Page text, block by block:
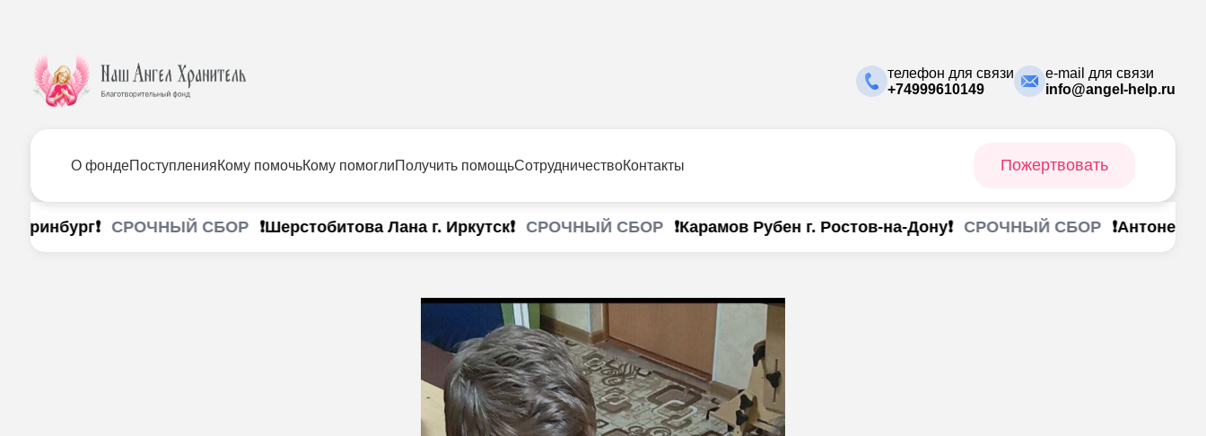
телефон для связи
+74999610149
e-mail для связи
info@angel-help.ru
О фондеПоступленияКому помочьКому помоглиПолучить помощьСотрудничествоКонтакты Пожертвовать
СРОЧНЫЙ СБОР ❗Шерстобитова Лана г. Иркутск❗ СРОЧНЫЙ СБОР ❗Карамов Рубен г. Ростов-на-Дону❗ СРОЧНЫЙ СБОР ❗Антоненко